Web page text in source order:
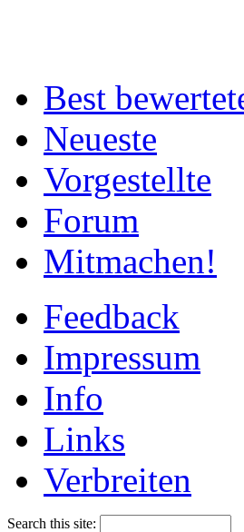
Best
Neueste
Vorgestellte
Forum
Mitmachen!
Feedback
Impressum
Info
Links
Verbreiten
Search this site: